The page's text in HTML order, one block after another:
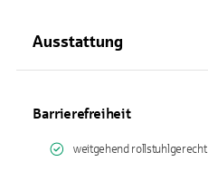
Ausstattung
Barrierefreiheit
weitgehend rollstuhlgerecht